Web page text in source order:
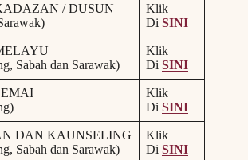
/ DUSUN
Klik
Di SINI
Sabah dan Sarawak)
Klik
Di SINI
Klik
Di SINI
DAN KAUNSELING
Sabah dan Sarawak)
Klik
Di SINI